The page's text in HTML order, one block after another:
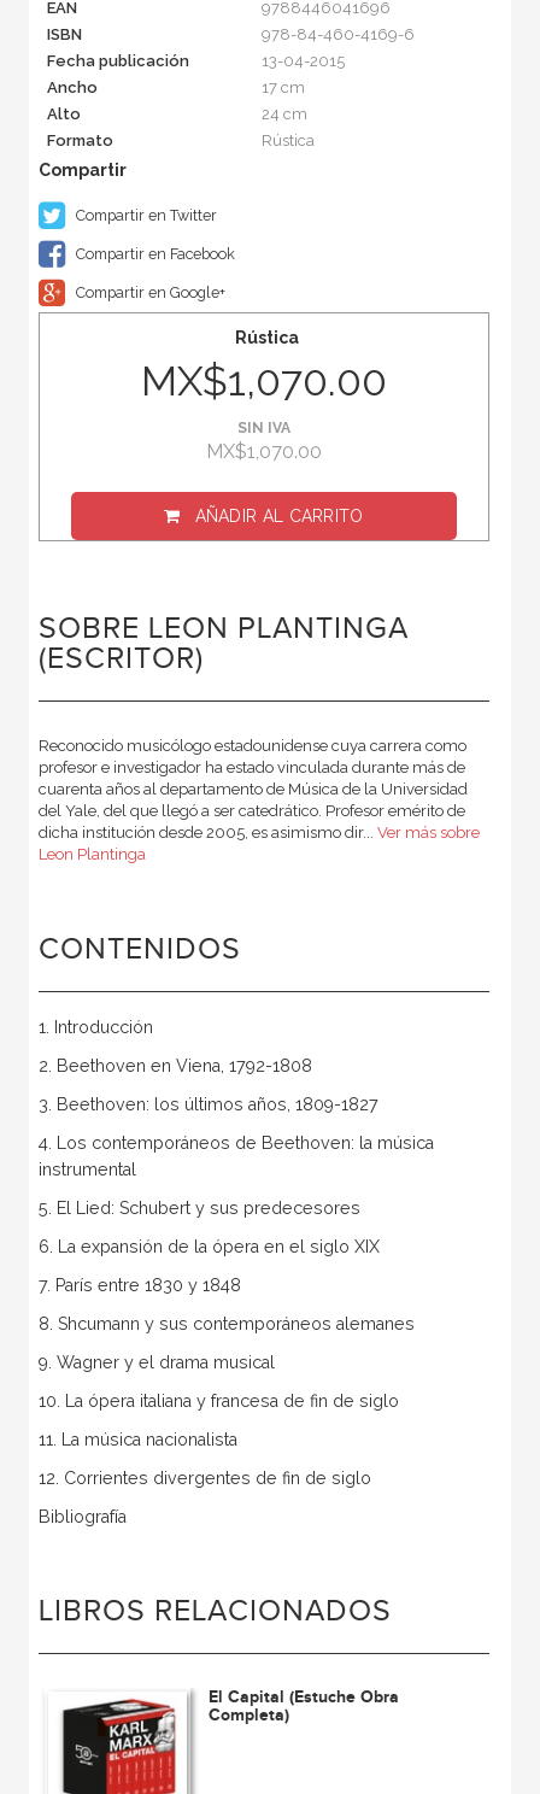
EAN
9788446041696
ISBN
978-84-460-4169-6
Fecha publicación
13-04-2015
Ancho
17 cm
Alto
24 cm
Formato
Rústica
Compartir en Twitter
Compartir en Facebook
Compartir en Google+
Rústica
MX$1,070.00
SIN IVA
MX$1,070.00
AÑADIR AL CARRITO
SOBRE LEON PLANTINGA
(ESCRITOR)
Reconocido musicólogo estadounidense cuya carrera como
profesor e investigador ha estado vinculada durante más de
cuarenta años al departamento de Música de la Universidad
del Yale, del que llegó a ser catedrático. Profesor emérito de
dicha institución desde 2005, es asimismo dir... Ver más sobre
Leon Plantinga
CONTENIDOS
1. Introducción
2. Beethoven en Viena, 1792-1808
3. Beethoven: los últimos años, 1809-1827
4. Los contemporáneos de Beethoven: la música
instrumental
5. El Lied: Schubert y sus predecesores
6. La expansión de la ópera en el siglo XIX
7. París entre 1830 y 1848
8. Shcumann y sus contemporáneos alemanes
9. Wagner y el drama musical
10. La ópera italiana y francesa de fin de siglo
11. La música nacionalista
12. Corrientes divergentes de fin de siglo
Bibliografía
LIBROS RELACIONADOS
El Capital (Estuche Obra
Completa)